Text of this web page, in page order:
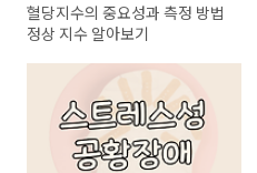
혈당지수의 중요성과 측정 방법
정상 지수 알아보기